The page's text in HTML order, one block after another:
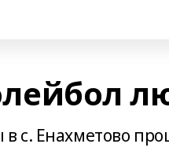
с. Енахметово